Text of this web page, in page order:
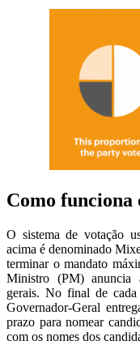
Como funciona
O sistema de votação
acima é denominado
terminar o mandato
Ministro (PM) anuncia
gerais. No final de
Governador-Geral
prazo para nomear
com os nomes dos